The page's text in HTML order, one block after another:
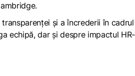
și a încrederii în
echipă, dar și despre impactul